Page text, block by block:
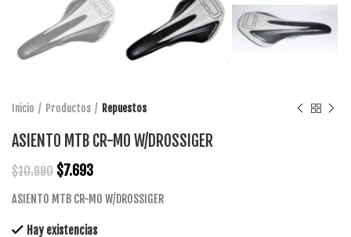
Inicio Productos Repuestos
ASIENTO MTB CR-MO W/DROSSIGER
$10.990 $7.693
ASIENTO MTB CR-MO W/DROSSIGER
Hay existencias